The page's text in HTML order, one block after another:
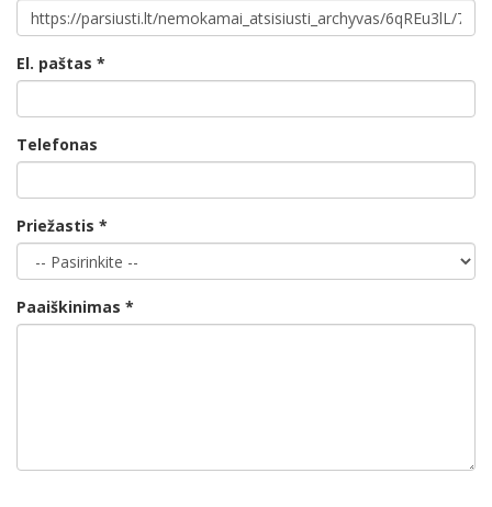
El. paštas *
Telefonas
Priežastis *
Paaiškinimas *